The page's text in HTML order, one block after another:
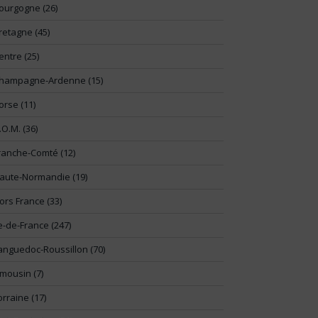
(26)
(45)
(25)
Ardenne (15)
(11)
(36)
Comté (12)
Normandie (19)
France (33)
de-France (247)
Roussillon (70)
(7)
(17)